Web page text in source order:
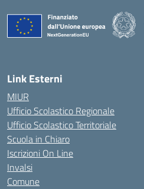
Link Esterni
MIUR
Ufficio Scolastico Regionale
Ufficio Scolastico Territoriale
Scuola in Chiaro
Iscrizioni On Line
Invalsi
Comune